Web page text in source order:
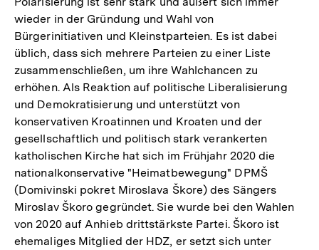
wieder in der Gründung und Wahl von
Bürgerinitiativen und Kleinstparteien. Es ist dabei
üblich, dass sich mehrere Parteien zu einer Liste
zusammenschließen, um ihre Wahlchancen zu
erhöhen. Als Reaktion auf politische Liberalisierung
und Demokratisierung und unterstützt von
konservativen Kroatinnen und Kroaten und der
gesellschaftlich und politisch stark verankerten
katholischen Kirche hat sich im Frühjahr 2020 die
nationalkonservative "Heimatbewegung" DPMŠ
(Domivinski pokret Miroslava Škore) des Sängers
Miroslav Škoro gegründet. Sie wurde bei den Wahlen
von 2020 auf Anhieb drittstärkste Partei. Škoro ist
ehemaliges Mitglied der HDZ, er setzt sich unter